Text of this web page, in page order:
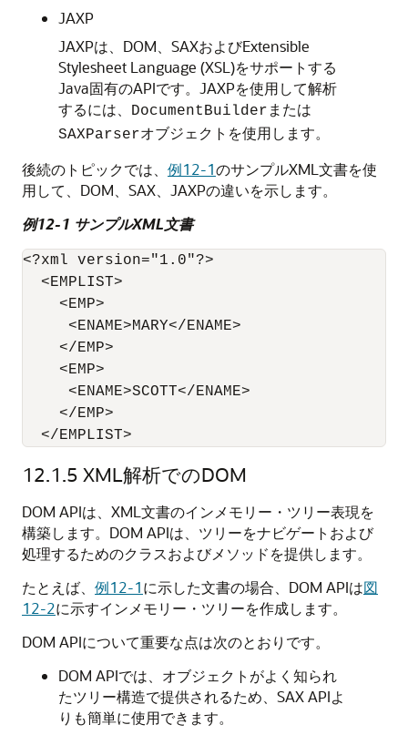
JAXP
JAXPは、DOM、SAXおよびExtensible
Stylesheet Language (XSL)をサポートする
Java固有のAPIです。JAXPを使用して解析
するには、
DocumentBuilder または
SAXParserオブジェクトを使用します。
後続のトピックでは、 例12-1のサンプルXML文書を使
用して、DOM、SAX、JAXPの違いを示します。
例12-1 サンプルXML文書
<?xml version="1.0"?>
  <EMPLIST>
    <EMP>
     <ENAME>MARY</ENAME>
    </EMP>
    <EMP>
     <ENAME>SCOTT</ENAME>
    </EMP>
  </EMPLIST>
12.1.5 XML解析でのDOM
DOM APIは、XML文書のインメモリー・ツリー表現を
構築します。DOM APIは、ツリーをナビゲートおよび
処理するためのクラスおよびメソッドを提供します。
たとえば、 例12-1に示した文書の場合、DOM APIは図
12-2に示すインメモリー・ツリーを作成します。
DOM APIについて重要な点は次のとおりです。
DOM APIでは、オブジェクトがよく知られ
たツリー構造で提供されるため、SAX APIよ
りも簡単に使用できます。